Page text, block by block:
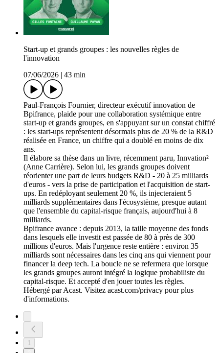
Start-up et grands groupes : les nouvelles règles de
l'innovation
07/06/2026
43 min
Paul-François Fournier, directeur exécutif innovation de
Bpifrance, plaide pour une collaboration systémique entre
start-up et grands groupes, en s'appuyant sur un constat chiffré
: les start-ups représentent désormais plus de 20 % de la R&D
réalisée en France, un chiffre qui a doublé en moins de dix
ans.
Il élabore sa thèse dans un livre, récemment paru, Innvation²
(Anne Carrière). Selon lui, les grands groupes doivent
réorienter une part de leurs budgets R&D - 20 à 25 milliards
d'euros - vers la prise de participation et l'acquisition de start-
ups. En redéployant seulement 20 %, ils injecteraient 5
milliards supplémentaires dans l'écosystème, presque autant
que l'ensemble du capital-risque français, aujourd'hui à 8
milliards.
Bpifrance avance : depuis 2013, la taille moyenne des fonds
dans lesquels elle investit est passée de 80 à près de 300
millions d'euros. Mais l'urgence reste entière : environ 35
milliards sont nécessaires dans les cinq ans qui viennent pour
financer la deep tech. La boucle ne se refermera que lorsque
les grands groupes auront intégré la logique probabiliste du
capital-risque. Et accepté d'en jouer toutes les règles.
Hébergé par Acast. Visitez acast.com/privacy pour plus
d'informations.
1